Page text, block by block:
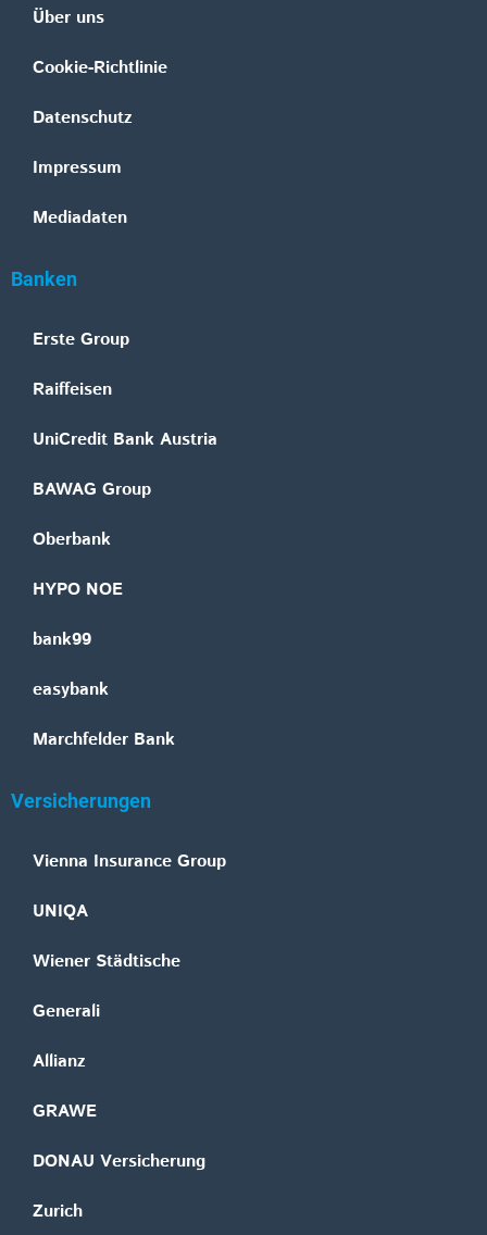
Über uns
Cookie-Richtlinie
Datenschutz
Impressum
Mediadaten
Banken
Erste Group
Raiffeisen
UniCredit Bank Austria
BAWAG Group
Oberbank
HYPO NOE
bank99
easybank
Marchfelder Bank
Versicherungen
Vienna Insurance Group
UNIQA
Wiener Städtische
Generali
Allianz
GRAWE
DONAU Versicherung
Zurich